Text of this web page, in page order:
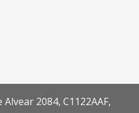
2084, C1122AAF,